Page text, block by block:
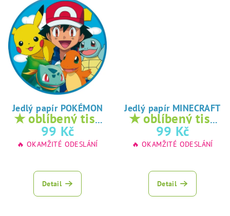
Jedlý papír POKÉMON
★ oblíbený tisk
na jedlý papír
99 Kč
🔥 OKAMŽITÉ ODESLÁNÍ
Detail
Jedlý papír MINECRAFT
★ oblíbený tisk
na jedlý papír
99 Kč
🔥 OKAMŽITÉ ODESLÁNÍ
Detail